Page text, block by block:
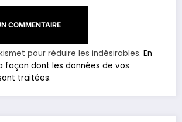
pour réduire les indésirables. En
façon dont les données de vos
traitées.